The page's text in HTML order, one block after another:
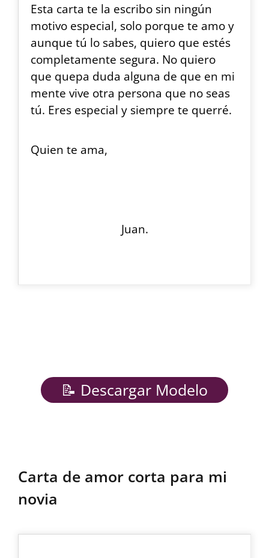
Esta carta te la escribo sin ningún
motivo especial, solo porque te amo y
aunque tú lo sabes, quiero que estés
completamente segura. No quiero
que quepa duda alguna de que en mi
mente vive otra persona que no seas
tú. Eres especial y siempre te querré.
Quien te ama,
Juan.
📝 Descargar Modelo
Carta de amor corta para mi
novia